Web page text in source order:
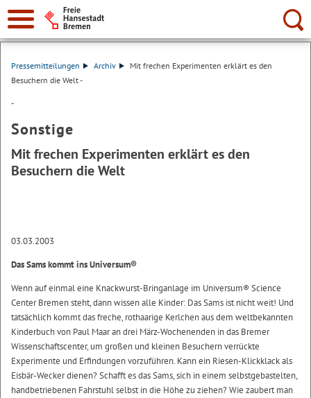
Suche:
Pressemitteilungen Archiv
Mit frechen Experimenten erklärt es den
Besuchern die Welt -
-
Sonstige
Mit frechen Experimenten erklärt es den
Besuchern die Welt
03.03.2003
Das Sams kommt ins Universum®
Wenn auf einmal eine Knackwurst-Bringanlage im Universum® Science
Center Bremen steht, dann wissen alle Kinder: Das Sams ist nicht weit! Und
tatsächlich kommt das freche, rothaarige Kerlchen aus dem weltbekannten
Kinderbuch von Paul Maar an drei März-Wochenenden in das Bremer
Wissenschaftscenter, um großen und kleinen Besuchern verrückte
Experimente und Erfindungen vorzuführen. Kann ein Riesen-Klickklack als
Eisbär-Wecker dienen? Schafft es das Sams, sich in einem selbstgebastelten,
handbetriebenen Fahrstuhl selbst in die Höhe zu ziehen? Wie zaubert man